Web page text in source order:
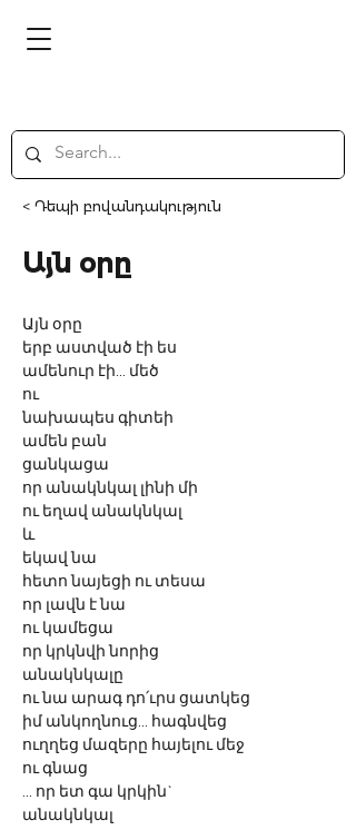
< Դեպի բովանդակություն
Այն օրը
Այն օրը
երբ աստված էի ես
ամենուր էի... մեծ
ու
նախապես գիտեի
ամեն բան
ցանկացա
որ անակնկալ լինի մի
ու եղավ անակնկալ
և
եկավ նա
հետո նայեցի ու տեսա
որ լավն է նա
ու կամեցա
որ կրկնվի նորից
անակնկալը
ու նա արագ դո՛ւրս ցատկեց
իմ անկողնուց... հագնվեց
ուղղեց մազերը հայելու մեջ
ու գնաց
... որ ետ գա կրկին`
անակնկալ